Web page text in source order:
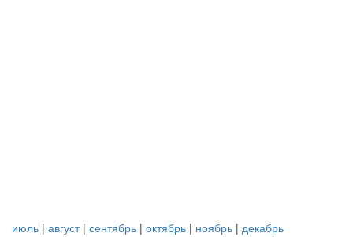
июль | август| сентябрь | октябрь | ноябрь | декабрь